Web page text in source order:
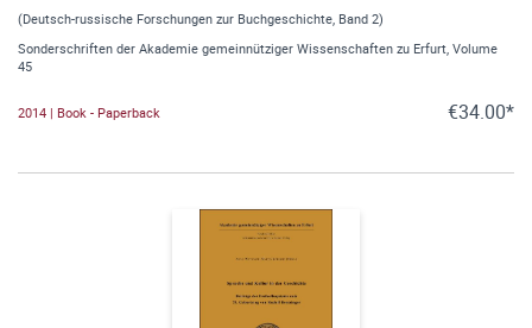
(Deutsch-russische Forschungen zur Buchgeschichte, Band 2)
Sonderschriften der Akademie gemeinnütziger Wissenschaften zu Erfurt, Volume
45
2014 | Book - Paperback €34.00*